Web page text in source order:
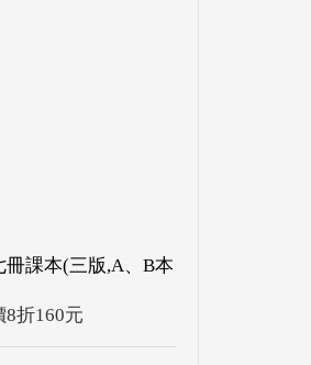
課本(三版,A、B本
8折160元